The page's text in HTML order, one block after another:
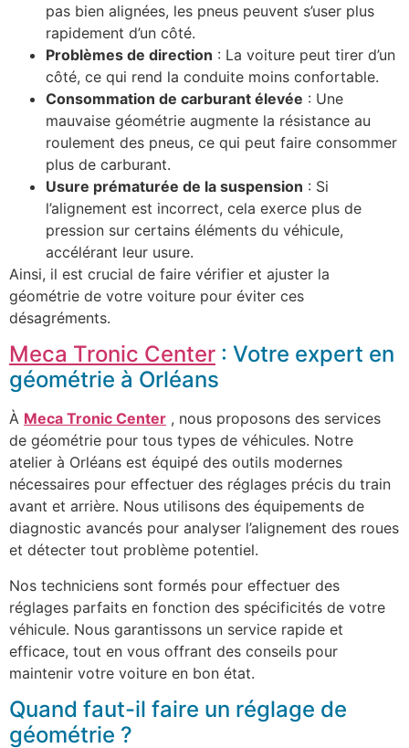
pas bien alignées, les pneus peuvent s’user plus
rapidement d’un côté.
Problèmes de direction : La voiture peut tirer d’un
côté, ce qui rend la conduite moins confortable.
Consommation de carburant élevée : Une
mauvaise géométrie augmente la résistance au
roulement des pneus, ce qui peut faire consommer
plus de carburant.
Usure prématurée de la suspension : Si
l’alignement est incorrect, cela exerce plus de
pression sur certains éléments du véhicule,
accélérant leur usure.
Ainsi, il est crucial de faire vérifier et ajuster la
géométrie de votre voiture pour éviter ces
désagréments.
Meca Tronic Center : Votre expert en
géométrie à Orléans
À Meca Tronic Center , nous proposons des services
de géométrie pour tous types de véhicules. Notre
atelier à Orléans est équipé des outils modernes
nécessaires pour effectuer des réglages précis du train
avant et arrière. Nous utilisons des équipements de
diagnostic avancés pour analyser l’alignement des roues
et détecter tout problème potentiel.
Nos techniciens sont formés pour effectuer des
réglages parfaits en fonction des spécificités de votre
véhicule. Nous garantissons un service rapide et
efficace, tout en vous offrant des conseils pour
maintenir votre voiture en bon état.
Quand faut-il faire un réglage de
géométrie ?